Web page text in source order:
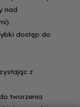
nad
dostęp do
z
tworzenia